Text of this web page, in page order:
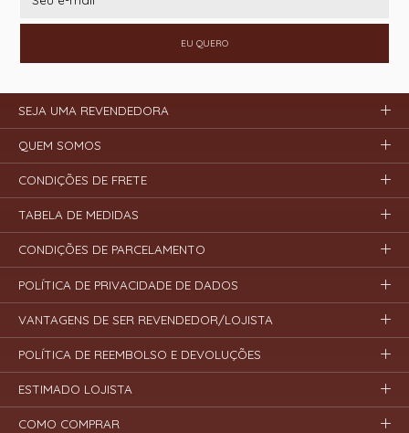
EU QUERO
SEJA UMA REVENDEDORA
QUEM SOMOS
CONDIÇÕES DE FRETE
TABELA DE MEDIDAS
CONDIÇÕES DE PARCELAMENTO
POLÍTICA DE PRIVACIDADE DE DADOS
VANTAGENS DE SER REVENDEDOR/LOJISTA
POLÍTICA DE REEMBOLSO E DEVOLUÇÕES
ESTIMADO LOJISTA
COMO COMPRAR